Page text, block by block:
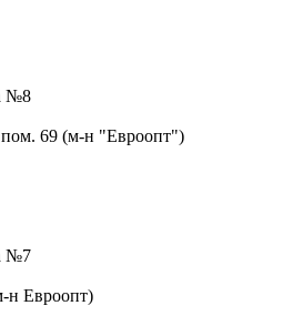
№8
69 (м-н "Евроопт")
№7
н Евроопт)